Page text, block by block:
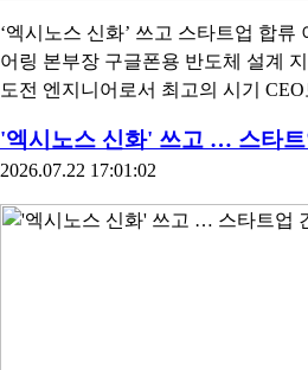
‘엑시노스 신화’ 쓰고 스타트업 합류
어링 본부장 구글폰용 반도체 설계
도전 엔지니어로서 최고의 시기
'엑시노스 신화' 쓰고 … 스타트
2026.07.22 17:01:02